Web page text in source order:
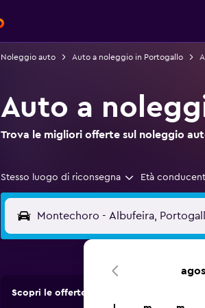
Noleggio auto Auto a noleggio in Portogallo
Auto a
Trova le migliori offerte sul noleggio
Stesso luogo di riconsegna Età
Scopri le offerte di agenzie di noleggio